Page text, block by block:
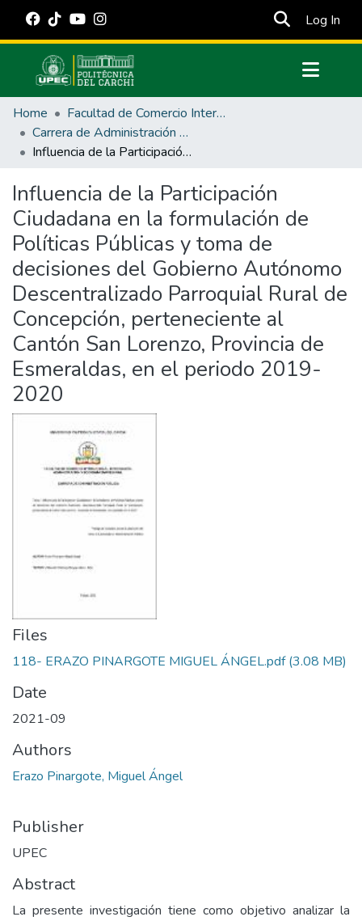
Log In
Communities & Collections
All of DSpace
Statistics
Estadísticas Externas
Manuales
Home
Facultad de Comercio Internacional, Integración, Administración y Economía Empresarial
Carrera de Administración Pública
Influencia de la Participación Ciudadana en la formulación de Políticas Públicas y toma de decisiones del Gobierno Autónomo Descentralizado Parroquial Rural de Concepción, perteneciente al Cantón San Lorenzo, Provincia de Esmeraldas, en el periodo 2019-2020
Influencia de la Participación
Ciudadana en la formulación de
Políticas Públicas y toma de
decisiones del Gobierno Autónomo
Descentralizado Parroquial Rural de
Concepción, perteneciente al
Cantón San Lorenzo, Provincia de
Esmeraldas, en el periodo 2019-
2020
Files
118- ERAZO PINARGOTE MIGUEL ÁNGEL.pdf(3.08 MB)
Date
2021-09
Authors
Erazo Pinargote, Miguel Ángel
Publisher
UPEC
Abstract
La presente investigación tiene como objetivo analizar la